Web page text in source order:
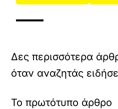
Δες περισσότερα
όταν αναζητάς
Το πρωτότυπο άρθρο